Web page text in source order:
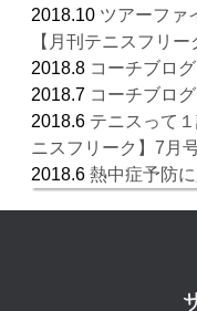
2018.10 ツアーファ
【月刊テニスフリ
2018.8 コーチブロ
2018.7 コーチブロ
2018.6 テニスって
ニスフリーク】7月
2018.6 熱中症予防